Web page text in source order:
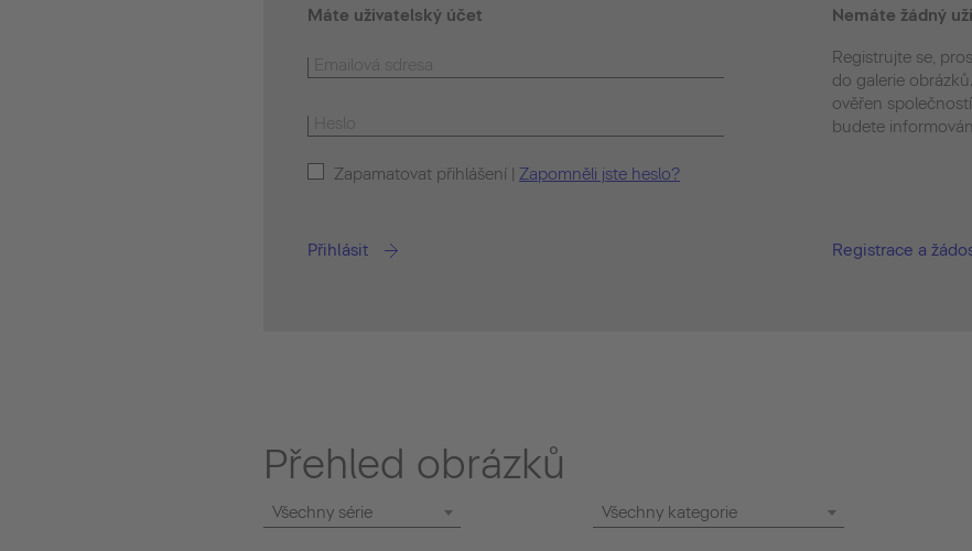
Máte uživatelský účet
Zapamatovat přihlášení | Zapomněli jste heslo?
Nemáte žádný
Registrujte se,
do galerie
ověřen
budete
Přihlásit Registrace a
Přehled obrázků
Všechny série Všechny kategorie